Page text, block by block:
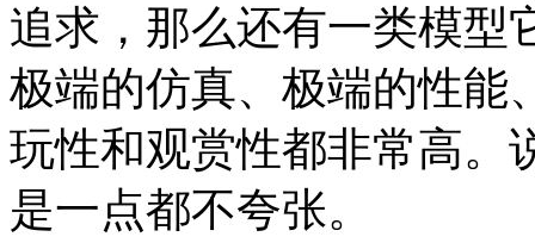
追求，那么还有一类模型
极端的仿真、极端的性能
玩性和观赏性都非常高。
是一点都不夸张。